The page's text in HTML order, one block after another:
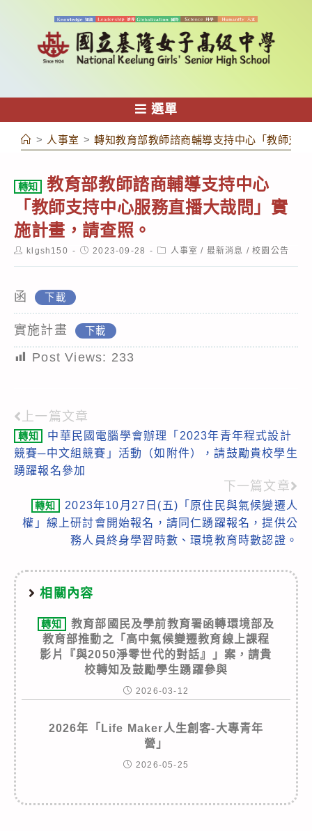
容
選單
> 人事室 > 轉知教育部教師諮商輔導支持中心「教師支
轉知
教育部教師諮商輔導支持中心
「教師支持中心服務直播大哉問」實
施計畫，請查照。
Postklgsh150
Post2023-09-28
Post人事室 / 最新消息 / 校園公告
函 下載
實施計畫 下載
Post Views: 233
Read
more
articles
上一篇文章
轉知
中華民國電腦學會辦理「2023年青年程式設計
競賽─中文組競賽」活動（如附件），請鼓勵貴校學生
踴躍報名參加
下一篇文章
轉知
2023年10月27日(五)「原住民與氣候變遷人
權」線上研討會開始報名，請同仁踴躍報名，提供公
務人員終身學習時數、環境教育時數認證。
相關內容
轉知
教育部國民及學前教育署函轉環境部及
教育部推動之「高中氣候變遷教育線上課程
影片『與2050淨零世代的對話』」案，請貴
校轉知及鼓勵學生踴躍參與
2026-03-12
2026年「Life Maker人生創客-大專青年
營」
2026-05-25